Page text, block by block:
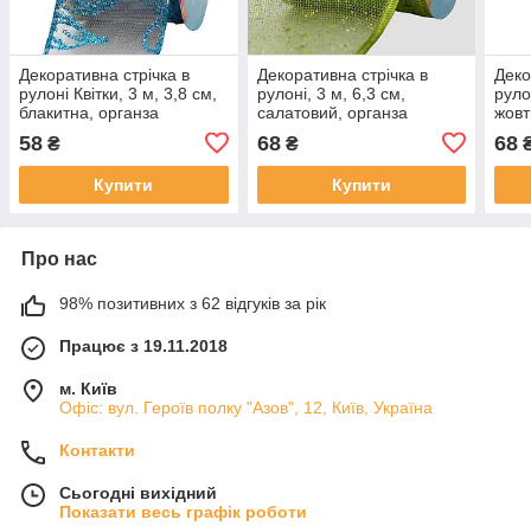
Декоративна стрічка в
рулоні Квітки, 3 м, 3,8 см,
блакитна, органза
58 ₴
Купити
Декоративна стрічка в
рулоні, 3 м, 6,3 см,
салатовий, органза
68₴
Купити
68
Про нас
98% позитивних з 62 відгуків за рік
Працює з 19.11.2018
м. Київ
Офіс: вул. Героїв полку "Азов", 12, Київ, Україна
Контакти
Сьогодні вихідний
Показати весь графік роботи